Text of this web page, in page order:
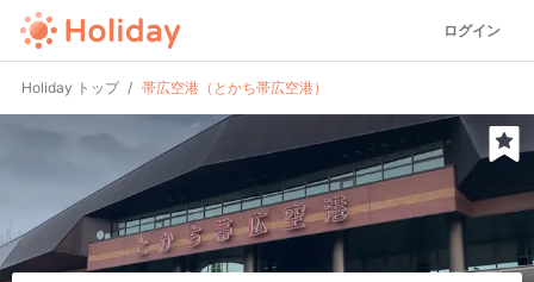
ログイン
Holiday トップ 帯広空港（とかち帯広空港）